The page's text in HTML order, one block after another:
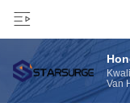
Van